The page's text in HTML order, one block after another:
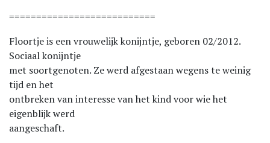
===========================
Floortje is een vrouwelijk konijntje, geboren 02/2012.
Sociaal konijntje
met soortgenoten. Ze werd afgestaan wegens te weinig
tijd en het
ontbreken van interesse van het kind voor wie het
eigenblijk werd
aangeschaft.